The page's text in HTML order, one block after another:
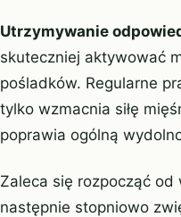
Utrzymywanie
skuteczniej aktywować
pośladków. Regularne
tylko wzmacnia siłę
poprawia ogólną
Zaleca się rozpocząć
następnie stopniowo